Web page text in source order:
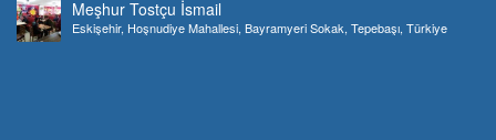
Meşhur Tostçu İsmail
Eskişehir, Hoşnudiye Mahallesi, Bayramyeri Sokak, Tepebaşı, Türkiye